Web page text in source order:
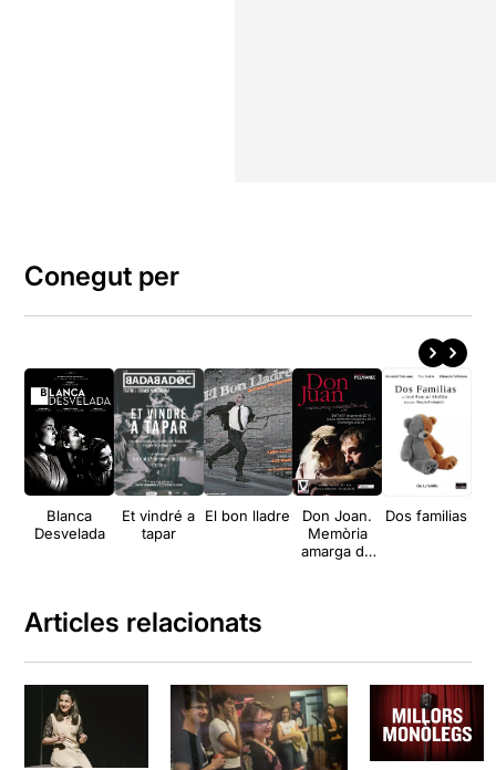
Conegut per
Blanca
Desvelada
Et vindré a
tapar
El bon lladre
Don Joan.
Memòria
amarga de
Dos familias
Articles relacionats